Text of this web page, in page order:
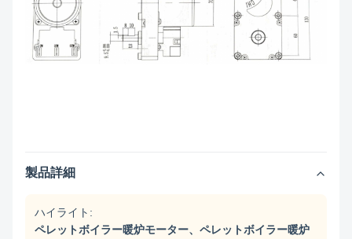
製品詳細
ハイライト:
ペレットボイラー暖炉モーター、ペレットボイラー暖炉